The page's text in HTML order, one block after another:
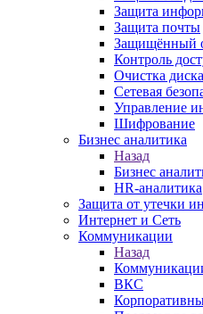
Защита
Защита почты
Защищённый
Контроль
Очистка диска
Сетевая
Управление
Шифрование
Бизнес аналитика
Назад
Бизнес
HR-аналитика
Защита от утечки
Интернет и Сеть
Коммуникации
Назад
ВКС